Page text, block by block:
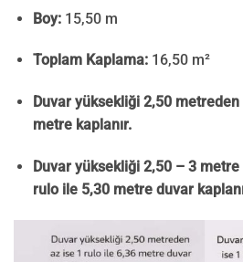
Boy:15,50 m
Toplam Kaplama:16,50 m²
Duvar yüksekliği 2,50
metre kaplanır.
Duvar yüksekliği 2,50 – 3 metre
rulo ile 5,30 metre duvar